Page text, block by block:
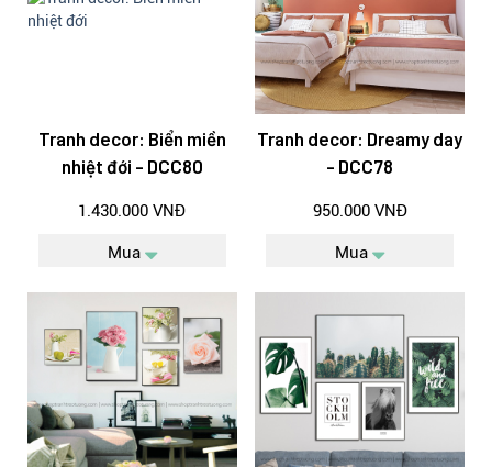
Tranh decor: Biển miền
nhiệt đới - DCC80
1.430.000 VNĐ
Mua
Tranh decor: Dreamy day
- DCC78
950.000 VNĐ
Mua